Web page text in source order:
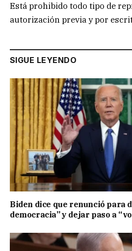
Está prohibido todo tipo de
autorización previa y por
SIGUE LEYENDO
Biden dice que renunció para
democracia” y dejar paso a